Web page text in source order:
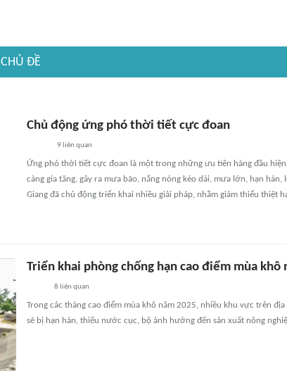
CHỦ ĐỀ
Chủ động ứng phó thời tiết cực đoan
9 liên quan
Ứng phó thời tiết cực đoan là một trong những ưu tiên hàng đầu
càng gia tăng, gây ra mưa bão, nắng nóng kéo dài, mưa lớn, hạn
Giang đã chủ động triển khai nhiều giải pháp, nhằm giảm thiểu thiệt
Triển khai phòng chống hạn cao điểm mùa khô
8 liên quan
Trong các tháng cao điểm mùa khô năm 2025, nhiều khu vực trên
sẽ bị hạn hán, thiếu nước cục, bộ ảnh hưởng đến sản xuất nông